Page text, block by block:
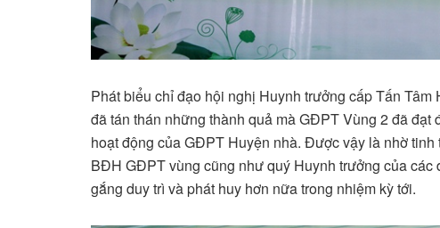
Phát biểu chỉ đạo hội nghị Huynh trưởng cấp Tấn
đã tán thán những thành quả mà GĐPT Vùng 2 đã
hoạt động của GĐPT Huyện nhà. Được vậy là nhờ
BĐH GĐPT vùng cũng như quý Huynh trưởng của
gắng duy trì và phát huy hơn nữa trong nhiệm kỳ tới.